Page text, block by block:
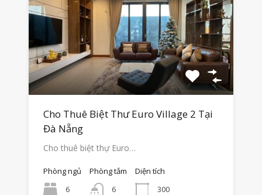
Cho Thuê Biệt Thư Euro Village 2 Tại
Đà Nẵng
Cho thuê biệt thự Euro…
Phòng ngủ
6
Phòng tắm
6
Diện tích
300